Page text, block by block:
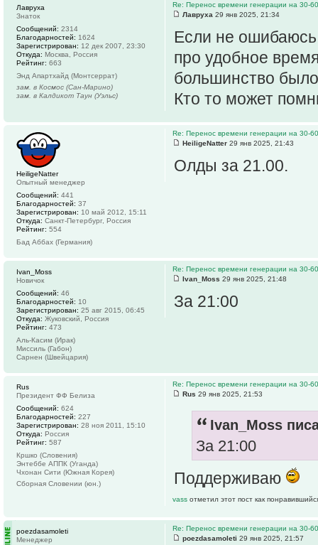
Re: Перенос времени генерации на 30-
Лавруха 29 янв 2025, 21:34
Если не
про удобное
большинство
Кто то может
Лавруха
Знаток
Сообщений: 2314
Благодарностей: 1624
Зарегистрирован: 12 дек 2007, 23:30
Откуда: Москва, Россия
Рейтинг: 663
Энд Апартхайд (Монтсеррат)
зам. в Космос (Сан-Марино)
зам. в Калдикот Таун (Уэльс)
Re: Перенос времени генерации на 30-
HeiligeNatter 29 янв 2025, 21:43
Олды за 21.00.
HeiligeNatter
Опытный менеджер
Сообщений: 441
Благодарностей: 37
Зарегистрирован: 10 май 2012, 15:11
Откуда: Санкт-Петербург, Россия
Рейтинг: 554
Бад Аббах (Германия)
Re: Перенос времени генерации на 30-
Ivan_Moss 29 янв 2025, 21:48
За 21:00
Ivan_Moss
Новичок
Сообщений: 46
Благодарностей: 10
Зарегистрирован: 25 авг 2015, 06:45
Откуда: Жуковский, Россия
Рейтинг: 473
Аль-Касим (Ирак)
Миссиль (Габон)
Сарнен (Швейцария)
Re: Перенос времени генерации на 30-
Rus 29 янв 2025, 21:53
Ivan_Moss
За 21:00
Поддерживаю
vass отметил этот пост как
Rus
Президент ФФ Белиза
Сообщений: 624
Благодарностей: 227
Зарегистрирован: 28 ноя 2011, 15:10
Откуда: Россия
Рейтинг: 587
Кршко (Словения)
Энтеббе АППК (Уганда)
Чхонан Сити (Южная Корея)
Сборная Словении (юн.)
Re: Перенос времени генерации на 30-
poezdasamoleti 29 янв 2025, 21:57
poezdasamoleti
Менеджер